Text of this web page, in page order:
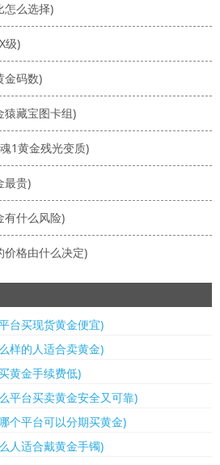
怎么选择)
级)
金码数)
猿藏宝图卡组)
1黄金残光变质)
最贵)
有什么风险)
价格由什么决定)
台买现货黄金便宜)
样的人适合卖黄金)
黄金手续费低)
平台买卖黄金安全又可靠)
个平台可以分期买黄金)
人适合戴黄金手镯)